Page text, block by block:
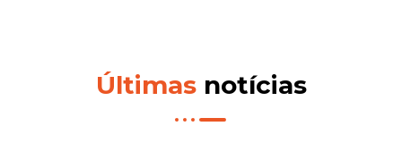
Últimas notícias